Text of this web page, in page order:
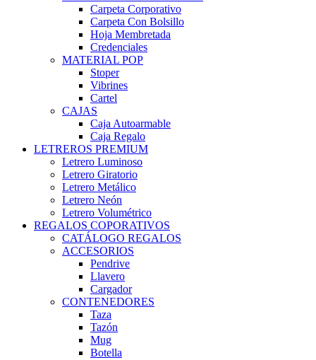
Carpeta Corporativo
Carpeta Con Bolsillo
Hoja Membretada
Credenciales
MATERIAL POP
Stoper
Vibrines
Cartel
CAJAS
Caja Autoarmable
Caja Regalo
LETREROS PREMIUM
Letrero Luminoso
Letrero Giratorio
Letrero Metálico
Letrero Neón
Letrero Volumétrico
REGALOS COPORATIVOS
CATÁLOGO REGALOS
ACCESORIOS
Pendrive
Llavero
Cargador
CONTENEDORES
Taza
Tazón
Mug
Botella